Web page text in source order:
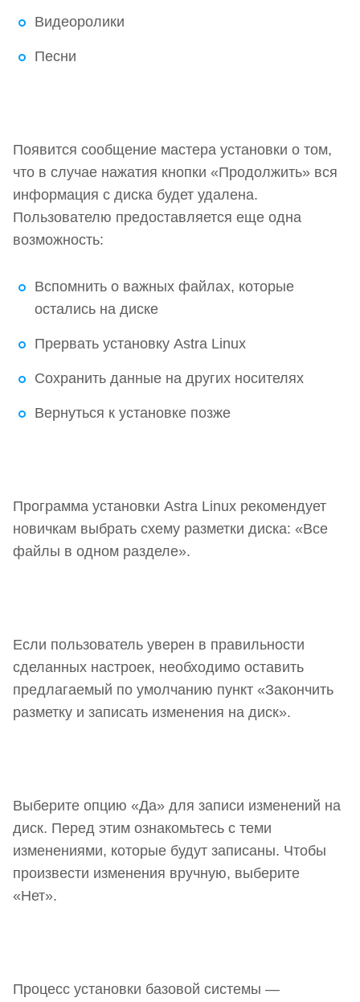
Видеоролики
Песни
Появится сообщение мастера установки о том,
что в случае нажатия кнопки «Продолжить» вся
информация с диска будет удалена.
Пользователю предоставляется еще одна
возможность:
Вспомнить о важных файлах, которые
остались на диске
Прервать установку Astra Linux
Сохранить данные на других носителях
Вернуться к установке позже
Программа установки Astra Linux рекомендует
новичкам выбрать схему разметки диска: «Все
файлы в одном разделе».
Если пользователь уверен в правильности
сделанных настроек, необходимо оставить
предлагаемый по умолчанию пункт «Закончить
разметку и записать изменения на диск».
Выберите опцию «Да» для записи изменений на
диск. Перед этим ознакомьтесь с теми
изменениями, которые будут записаны. Чтобы
произвести изменения вручную, выберите
«Нет».
Процесс установки базовой системы —